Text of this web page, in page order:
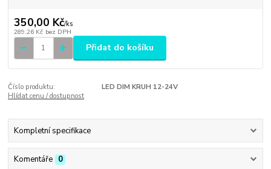
350,00 Kč/ks
289,26 Kč bez DPH
Přidat do košíku
Číslo produktu:
LED DIM KRUH 12-24V
Hlídat cenu / dostupnost
Kompletní specifikace
Komentáře 0